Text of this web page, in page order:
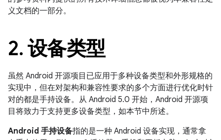
义文档的一部分。
2. 设备类型
虽然 Android 开源项目已应用于多种设备类型和外形规格的
实现中，但在对架构和兼容性要求的多个方面进行优化时针
对的都是手持设备。从 Android 5.0 开始，Android 开源项
目将致力于支持更多设备类型，如本节中所述。
Android 手持设备指的是一种 Android 设备实现，通常拿